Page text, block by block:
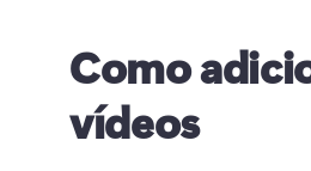
Como
vídeos